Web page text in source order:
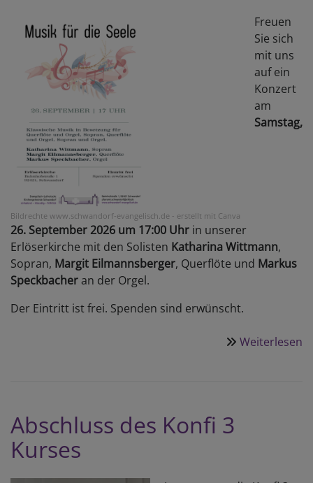
Bildrechte www.schwandorf-evangelisch.de - erstellt mit Canva
Freuen
Sie sich
mit uns
auf ein
Konzert
am
Samstag,
26. September 2026 um 17:00 Uhr in unserer
Erlöserkirche mit den Solisten Katharina Wittmann,
Sopran, Margit Eilmannsberger, Querflöte und Markus
Speckbacheran der Orgel.
Der Eintritt ist frei. Spenden sind erwünscht.
Weiterlesen
Abschluss des Konfi 3
Kurses